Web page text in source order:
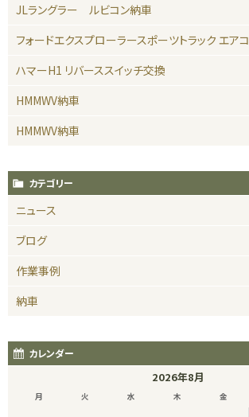
JLラングラー ルビコン納車
フォードエクスプローラースポーツトラック エア
ハマーH1 リバーススイッチ交換
HMMWV納車
HMMWV納車
カテゴリー
ニュース
ブログ
作業事例
納車
カレンダー
2026年8月
月 火 水 木 金